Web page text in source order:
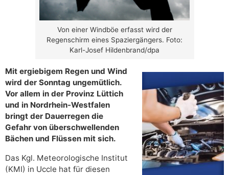
Von einer Windböe erfasst wird der
Regenschirm eines Spaziergängers. Foto:
Karl-Josef Hildenbrand/dpa
Mit ergiebigem Regen und Wind
wird der Sonntag ungemütlich.
Vor allem in der Provinz Lüttich
und in Nordrhein-Westfalen
bringt der Dauerregen die
Gefahr von überschwellenden
Bächen und Flüssen mit sich.
Das Kgl. Meteorologische Institut
(KMI) in Uccle hat für diesen